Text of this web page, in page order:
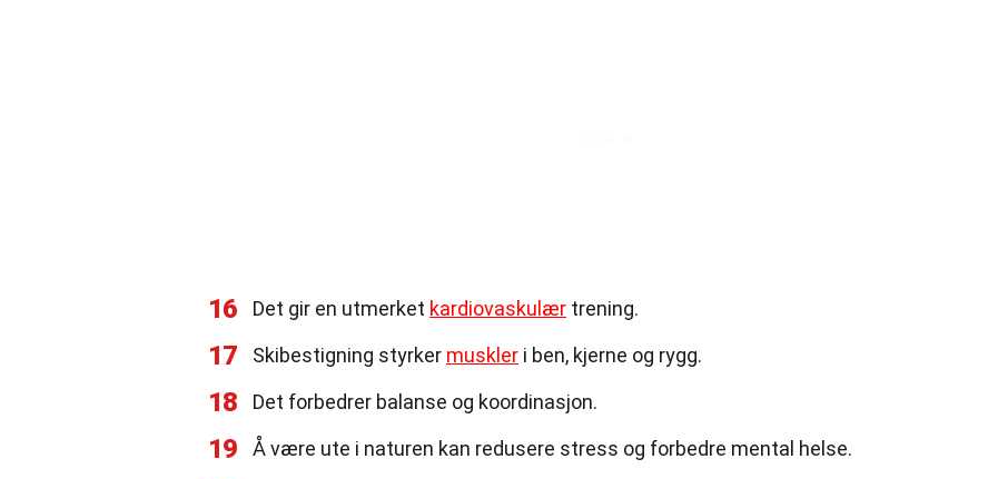
16 Det gir en utmerket kardiovaskulær trening.
17 Skibestigning styrker muskler i ben, kjerne og rygg.
18 Det forbedrer balanse og koordinasjon.
19 Å være ute i naturen kan redusere stress og forbedre mental helse.